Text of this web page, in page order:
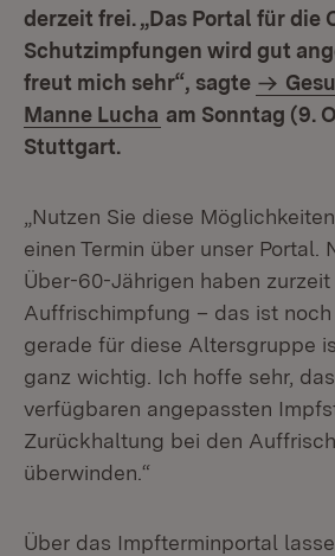
derzeit frei. „Das Portal für die
Schutzimpfungen wird gut
freut mich sehr“, sagte
Manne Lucha am Sonntag (9.
Stuttgart.
„Nutzen Sie diese
einen Termin über unser Portal.
Über-60-Jährigen haben
Auffrischimpfung – das ist
gerade für diese Altersgruppe
ganz wichtig. Ich hoffe sehr,
verfügbaren angepassten
Zurückhaltung bei den
überwinden.“
Über das Impfterminportal